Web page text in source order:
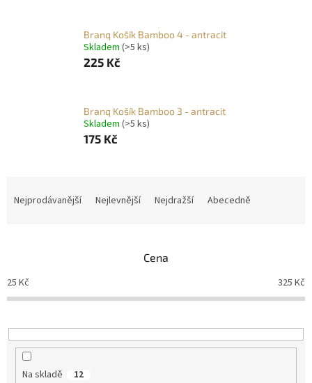
Branq Košík Bamboo 4 - antracit
Skladem (>5 ks)
225 Kč
Branq Košík Bamboo 3 - antracit
Skladem (>5 ks)
175 Kč
p
u
Nejprodávanější Nejlevnější Nejdražší Abecedně
Cena
25 Kč 325 Kč
Na skladě 12